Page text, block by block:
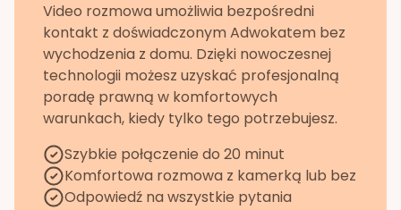
Video rozmowa umożliwia bezpośredni
kontakt z doświadczonym Adwokatem bez
wychodzenia z domu. Dzięki nowoczesnej
technologii możesz uzyskać profesjonalną
poradę prawną w komfortowych
warunkach, kiedy tylko tego potrzebujesz.
Szybkie połączenie do 20 minut
Komfortowa rozmowa z kamerką lub bez
Odpowiedź na wszystkie pytania